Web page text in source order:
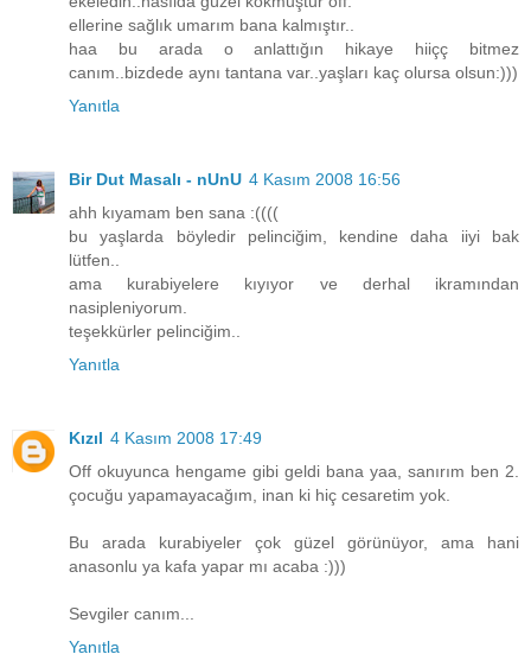
ellerine sağlık umarım bana kalmıştır..
haa bu arada o anlattığın hikaye hiiçç bitmez
canım..bizdede aynı tantana var..yaşları kaç olursa olsun:)))
Yanıtla
Bir Dut Masalı - nUnU 4 Kasım 2008 16:56
ahh kıyamam ben sana :((((
bu yaşlarda böyledir pelinciğim, kendine daha iiyi bak
lütfen..
ama kurabiyelere kıyıyor ve derhal ikramından
nasipleniyorum.
teşekkürler pelinciğim..
Yanıtla
Kızıl 4 Kasım 2008 17:49
Off okuyunca hengame gibi geldi bana yaa, sanırım ben 2.
çocuğu yapamayacağım, inan ki hiç cesaretim yok.
Bu arada kurabiyeler çok güzel görünüyor, ama hani
anasonlu ya kafa yapar mı acaba :)))
Sevgiler canım...
Yanıtla